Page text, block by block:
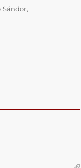
Sándor,